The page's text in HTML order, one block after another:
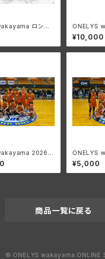
ロング
ツ
ONELYS
27
GOLD会員
¥10,000
2026-
ファンクラブ
員
ONELYS
27
ILVER会員
¥5,000
商品一覧に戻る
© ONELYS wakayama ONLINE